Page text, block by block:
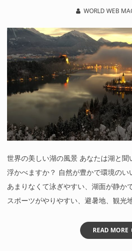
WORLD WEB
世界の美しい湖の風景 あなたは湖と
浮かべますか？ 自然が豊かで環境の
あまりなくて泳ぎやすい、湖面が静か
スポーツがやりやすい、避暑地、観光
READ MORE